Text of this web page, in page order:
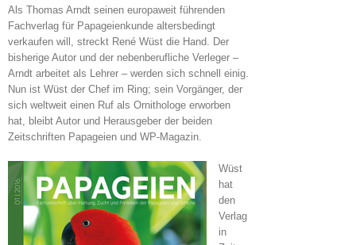
Als Thomas Arndt seinen europaweit führenden
Fachverlag für Papageienkunde altersbedingt
verkaufen will, streckt René Wüst die Hand. Der
bisherige Autor und der nebenberufliche Verleger –
Arndt arbeitet als Lehrer – werden sich schnell einig.
Nun ist Wüst der Chef im Ring; sein Vorgänger, der
sich weltweit einen Ruf als Ornithologe erworben
hat, bleibt Autor und Herausgeber der beiden
Zeitschriften Papageien und WP-Magazin.
Wüst
hat
den
Verlag
in